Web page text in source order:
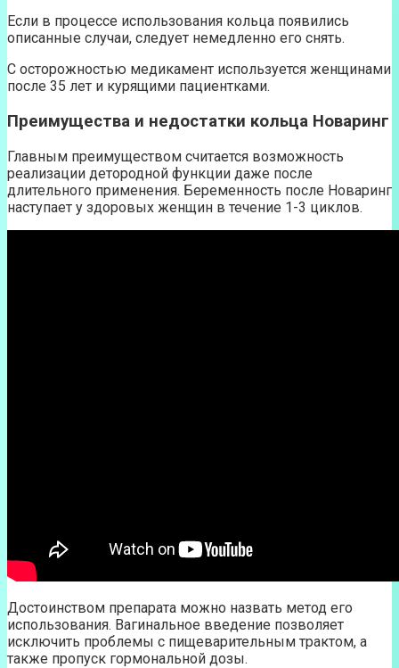
Если в процессе использования кольца появились
описанные случаи, следует немедленно его снять.
С осторожностью медикамент используется женщинами
после 35 лет и курящими пациентками.
Преимущества и недостатки кольца Новаринг
Главным преимуществом считается возможность
реализации детородной функции даже после
длительного применения. Беременность после Новаринг
наступает у здоровых женщин в течение 1-3 циклов.
Достоинством препарата можно назвать метод его
использования. Вагинальное введение позволяет
исключить проблемы с пищеварительным трактом, а
также пропуск гормональной дозы.